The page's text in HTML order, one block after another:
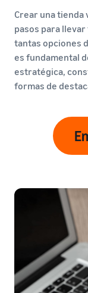
Crear una
pasos para
tantas opciones
es fundamental
estratégica,
formas de